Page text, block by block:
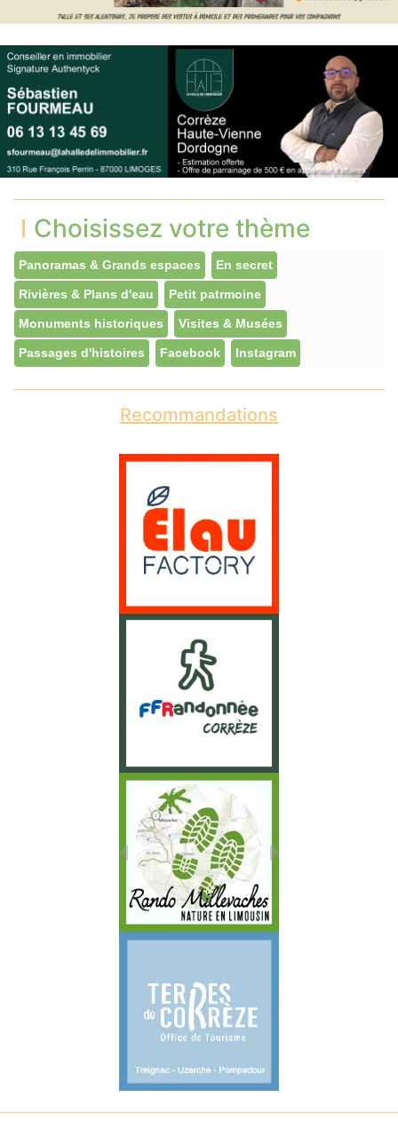
Choisissez votre thème
Panoramas & Grands espaces En secret
Rivières & Plans d'eau Petit patrmoine
Monuments historiques Visites & Musées
Passages d'histoires Facebook Instagram
Recommandations